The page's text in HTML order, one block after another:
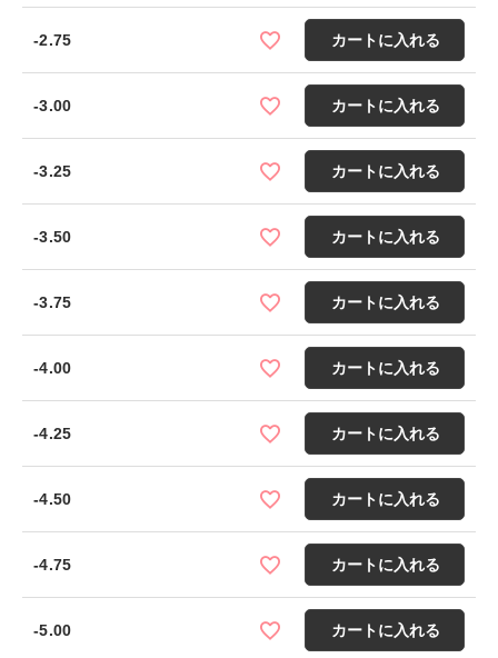
-2.75 カートに入れる
-3.00 カートに入れる
-3.25 カートに入れる
-3.50 カートに入れる
-3.75 カートに入れる
-4.00 カートに入れる
-4.25 カートに入れる
-4.50 カートに入れる
-4.75 カートに入れる
-5.00 カートに入れる